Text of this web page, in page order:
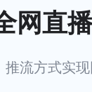
网直播
流方式实